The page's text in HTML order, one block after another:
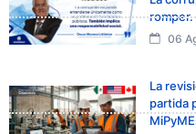
romper.
06
La
partida